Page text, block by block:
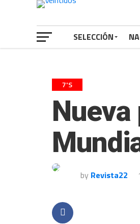
SELECCIÓN
7'S
Nueva
by Revista22